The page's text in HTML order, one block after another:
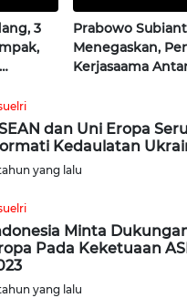
3
Prabowo
Menegaskan,
Kerjasaama
dan Uni Eropa
Kedaulatan
yang lalu
Minta
Pada Keketuaan
yang lalu